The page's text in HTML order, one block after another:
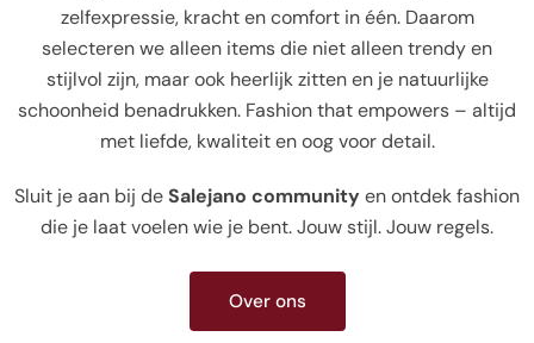
zelfexpressie, kracht en comfort in één. Daarom
selecteren we alleen items die niet alleen trendy en
stijlvol zijn, maar ook heerlijk zitten en je natuurlijke
schoonheid benadrukken. Fashion that empowers – altijd
met liefde, kwaliteit en oog voor detail.
Sluit je aan bij deSalejano communityen ontdek fashion
die je laat voelen wie je bent. Jouw stijl. Jouw regels.
Over ons